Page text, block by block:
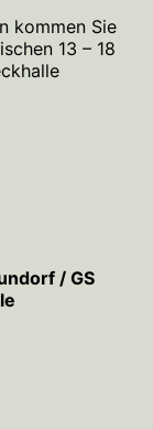
kommen Sie
13 – 18
/ GS